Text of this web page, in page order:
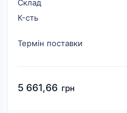
Склад
К-cть
Термін поставки
5 661,66 грн